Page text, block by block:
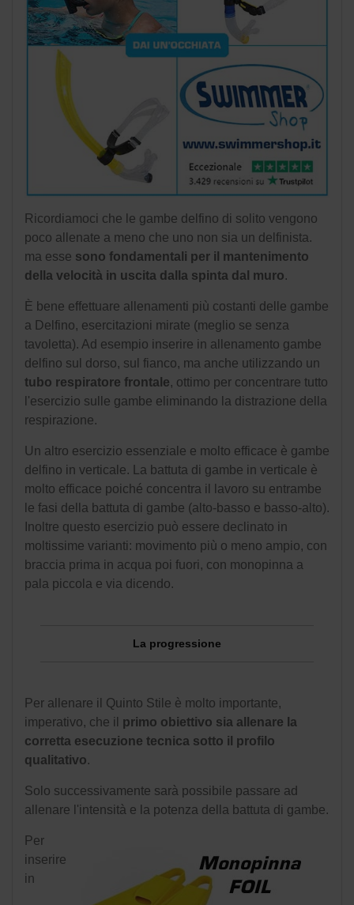
Ricordiamoci che le gambe delfino di solito vengono
poco allenate a meno che uno non sia un delfinista.
ma esse sono fondamentali per il mantenimento
della velocità in uscita dalla spinta dal muro.
È bene effettuare allenamenti più costanti delle gambe
a Delfino, esercitazioni mirate (meglio se senza
tavoletta). Ad esempio inserire in allenamento gambe
delfino sul dorso, sul fianco, ma anche utilizzando un
tubo respiratore frontale, ottimo per concentrare tutto
l'esercizio sulle gambe eliminando la distrazione della
respirazione.
Un altro esercizio essenziale e molto efficace è gambe
delfino in verticale. La battuta di gambe in verticale è
molto efficace poiché concentra il lavoro su entrambe
le fasi della battuta di gambe (alto-basso e basso-alto).
Inoltre questo esercizio può essere declinato in
moltissime varianti: movimento più o meno ampio, con
braccia prima in acqua poi fuori, con monopinna a
pala piccola e via dicendo.
La progressione
Per allenare il Quinto Stile è molto importante,
imperativo, che il primo obiettivo sia allenare la
corretta esecuzione tecnica sotto il profilo
qualitativo.
Solo successivamente sarà possibile passare ad
allenare l'intensità e la potenza della battuta di gambe.
Per
inserire
in